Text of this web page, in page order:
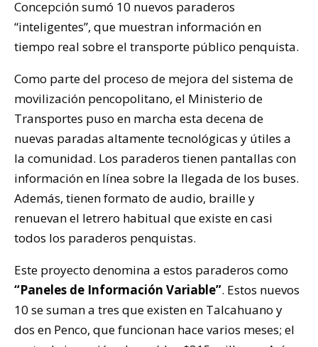
Concepción sumó 10 nuevos paraderos
“inteligentes”, que muestran información en
tiempo real sobre el transporte público penquista.
Como parte del proceso de mejora del sistema de
movilización pencopolitano, el Ministerio de
Transportes puso en marcha esta decena de
nuevas paradas altamente tecnológicas y útiles a
la comunidad. Los paraderos tienen pantallas con
información en línea sobre la llegada de los buses.
Además, tienen formato de audio, braille y
renuevan el letrero habitual que existe en casi
todos los paraderos penquistas.
Este proyecto denomina a estos paraderos como
“Paneles de Información Variable”. Estos nuevos
10 se suman a tres que existen en Talcahuano y
dos en Penco, que funcionan hace varios meses; el